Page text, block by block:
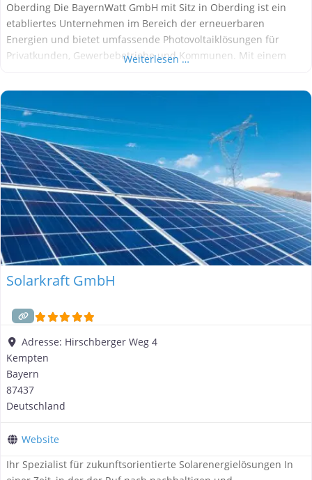
Oberding Die BayernWatt GmbH mit Sitz in Oberding ist ein
etabliertes Unternehmen im Bereich der erneuerbaren
Energien und bietet umfassende Photovoltaiklösungen für
Privatkunden, Gewerbebetriebe und Kommunen. Mit einem
hat sich BayernWatt als zuverlässiger Partner für die
Energiewende in Bayern etabliert. 🔍 Hinweis:
Weiterlesen …
Solarkraft GmbH
Adresse: Hirschberger Weg 4
Kempten
Bayern
87437
Deutschland
Website
Ihr Spezialist für zukunftsorientierte Solarenergielösungen In